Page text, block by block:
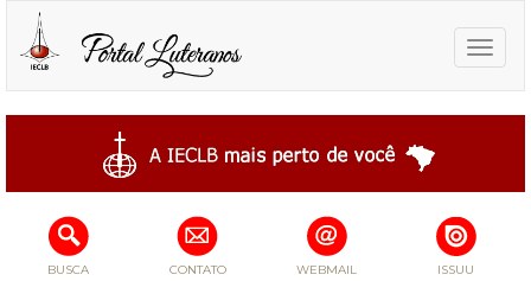
Toggle
BUSCA CONTATO WEBMAIL ISSUU